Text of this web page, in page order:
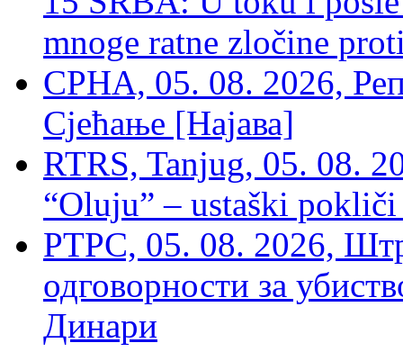
mnoge ratne zločine
СРНА, 05. 08. 2026,
Сјећање [Најава]
RTRS, Tanjug, 05. 08.
“Oluju” – ustaški
РТРС, 05. 08. 2026,
одговорности за
Динари